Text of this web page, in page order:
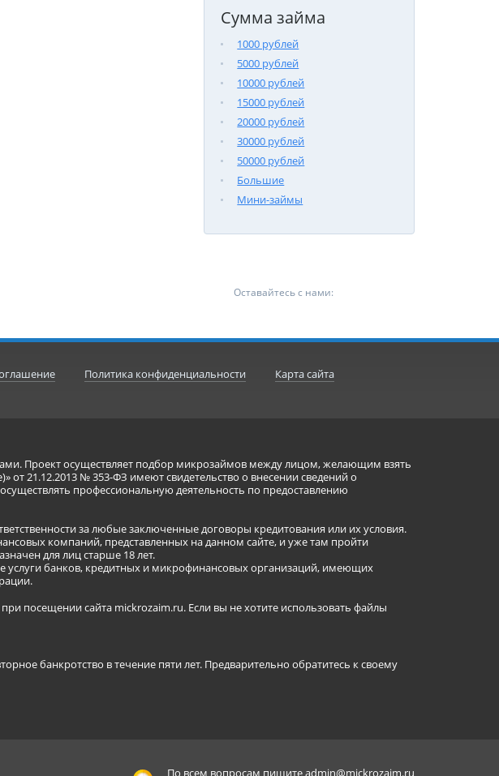
Сумма займа
1000 рублей
5000 рублей
10000 рублей
15000 рублей
20000 рублей
30000 рублей
50000 рублей
Большие
Мини-займы
Оставайтесь с нами:
Политика конфиденциальности Карта сайта
Проект осуществляет подбор микрозаймов между лицом, желающим взять
21.12.2013 № 353-ФЗ имеют свидетельство о внесении сведений о
профессиональную деятельность по предоставлению
за любые заключенные договоры кредитования или их условия.
компаний, представленных на данном сайте, и уже там пройти
для лиц старше 18 лет.
услуги банков, кредитных и микрофинансовых организаций, имеющих
посещении сайта mickrozaim.ru. Если вы не хотите использовать файлы
банкротство в течение пяти лет. Предварительно обратитесь к своему
По всем вопросам пишитеadmin@mickrozaim.ru